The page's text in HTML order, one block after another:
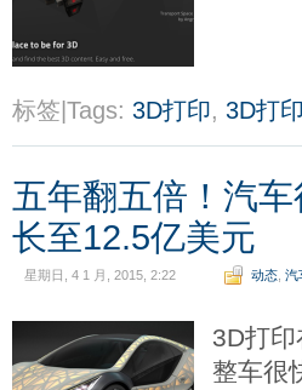
标签|Tags: 3D打印, 3D打
五年翻五倍！汽
长至12.5亿美元
星期日, 4 1 月, 2015, 2:22 动态 汽
3D打
整车很